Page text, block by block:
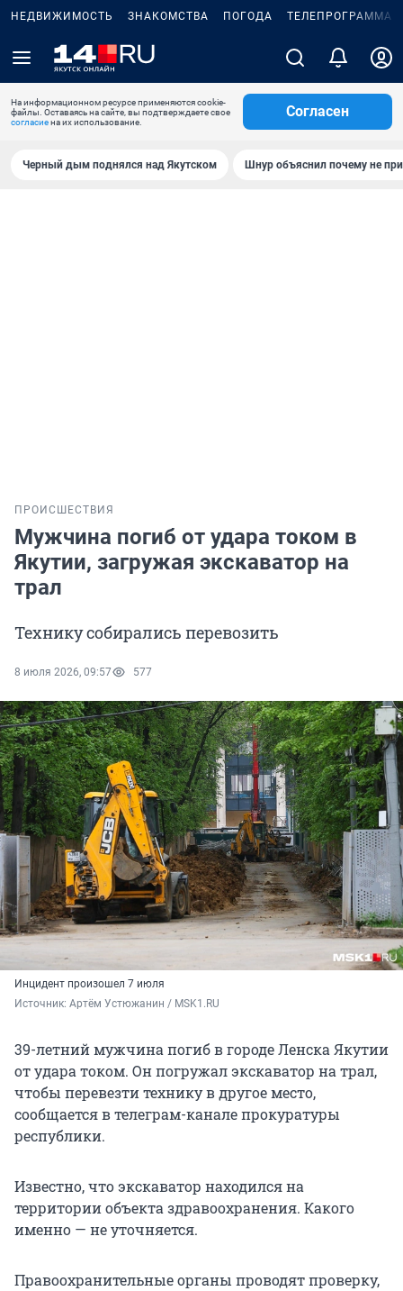
НЕДВИЖИМОСТЬ ЗНАКОМСТВА ПОГОДА ТЕЛЕПРОГРАММА
На информационном ресурсе применяются cookie-
файлы. Оставаясь на сайте, вы подтверждаете свое
согласиена их использование.
Согласен
Черный дым поднялся над Якутском Шнур объяснил почему не
ПРОИСШЕСТВИЯ
Мужчина погиб от удара током в
Якутии, загружая экскаватор на
трал
Технику собирались перевозить
8 июля 2026, 09:57 577
Инцидент произошел 7 июля
Источник: Артём Устюжанин / MSK1.RU
39-летний мужчина погиб в городе Ленска Якутии
от удара током. Он погружал экскаватор на трал,
чтобы перевезти технику в другое место,
сообщается в телеграм-канале прокуратуры
республики.
Известно, что экскаватор находился на
территории объекта здравоохранения. Какого
именно — не уточняется.
Правоохранительные органы проводят проверку,